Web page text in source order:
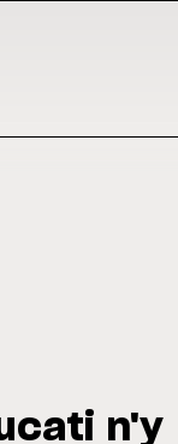
n'y